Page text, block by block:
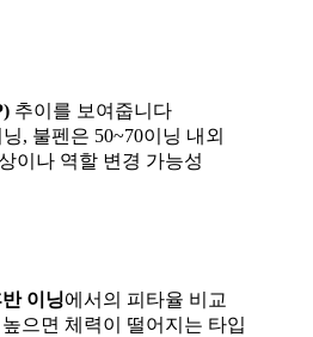
추이를 보여줍니다
, 불펜은 50~70이닝 내외
이나 역할 변경 가능성
이닝에서의 피타율 비교
으면 체력이 떨어지는 타입